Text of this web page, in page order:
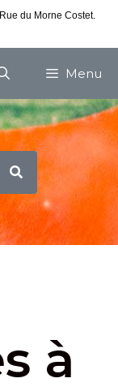
du Morne Costet.
Menu
à